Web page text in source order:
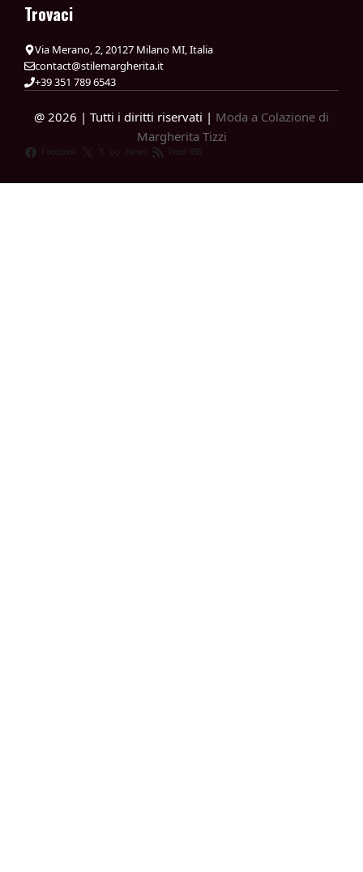
Trovaci
Via Merano, 2, 20127 Milano MI, Italia
contact@stilemargherita.it
+39 351 789 6543
@ 2026 | Tutti i diritti riservati | Moda a Colazione di
Margherita Tizzi
Facebook X News Feed RSS